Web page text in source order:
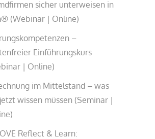
sicher unterweisen in
(Webinar | Online)
–
Einführungskurs
| Online)
im Mittelstand – was
wissen müssen (Seminar |
Reflect & Learn: